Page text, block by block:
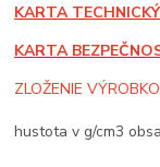
KARTA
KARTA
ZLOŽENIE
hustota v g/cm3